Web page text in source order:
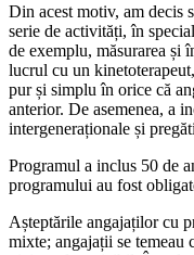
Din acest motiv, am decis
serie de activități, în
de exemplu, măsurarea și
lucrul cu un
pur și simplu în orice că
anterior. De asemenea, a
intergeneraționale și
Programul a inclus 50 de
programului au fost
Așteptările angajaților cu
mixte; angajații se temeau